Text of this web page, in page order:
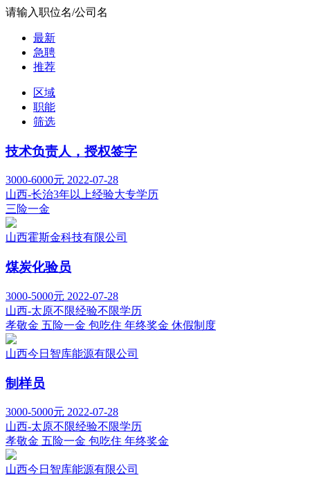
请输入职位名/公司名
最新
急聘
推荐
区域
职能
筛选
技术负责人，授权签字
3000-6000元 2022-07-28
山西-长治3年以上经验大专学历
三险一金
山西霍斯金科技有限公司
煤炭化验员
3000-5000元 2022-07-28
山西-太原不限经验不限学历
孝敬金 五险一金 包吃住 年终奖金 休假制度
山西今日智库能源有限公司
制样员
3000-5000元 2022-07-28
山西-太原不限经验不限学历
孝敬金 五险一金 包吃住 年终奖金
山西今日智库能源有限公司